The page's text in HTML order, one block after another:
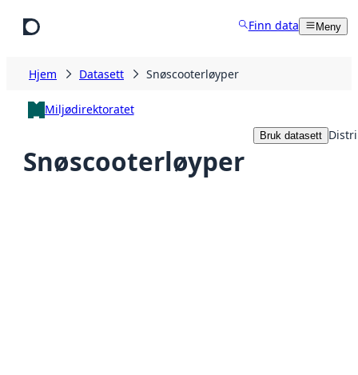
Finn data Meny
Hjem Datasett Snøscooterløyper
Miljødirektoratet
Snøscooterløyper
Bruk datasett